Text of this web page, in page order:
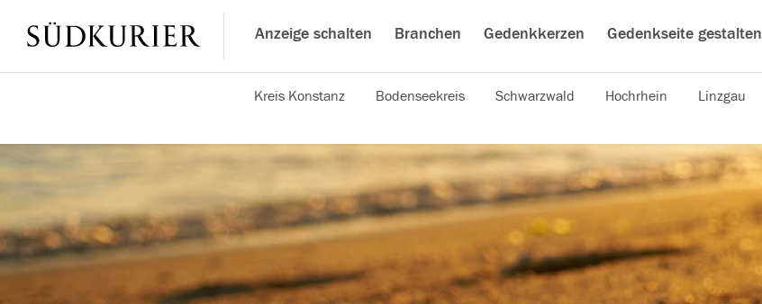
Anzeige schalten Branchen Gedenkkerzen Gedenkseite gestalten
Kreis Konstanz Bodenseekreis Schwarzwald Hochrhein Linzgau